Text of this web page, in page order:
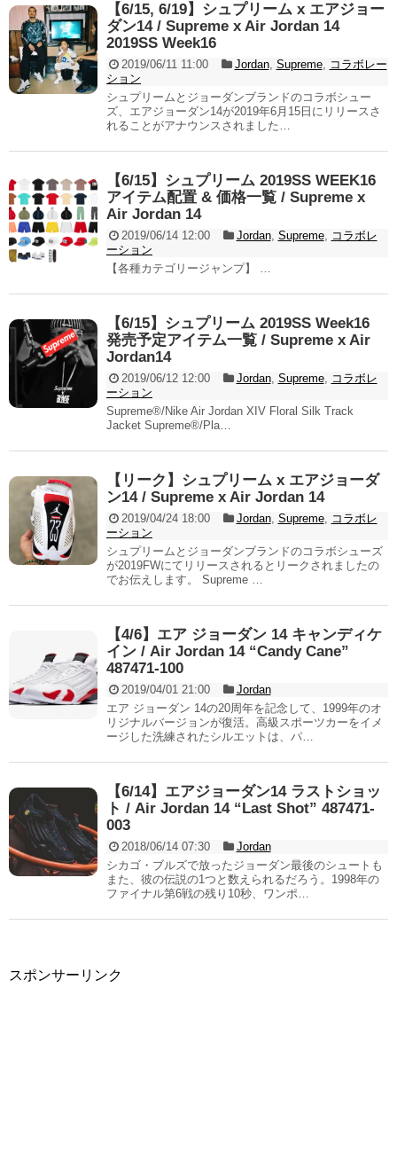
【6/15, 6/19】シュプリーム x エアジョー
ダン14 / Supreme x Air Jordan 14
2019SS Week16
2019/06/11 11:00 Jordan, Supreme, コラボレー
ション
シュプリームとジョーダンブランドのコラボシュー
ズ、エアジョーダン14が2019年6月15日にリリースさ
れることがアナウンスされました…
【6/15】シュプリーム 2019SS WEEK16
アイテム配置 & 価格一覧 / Supreme x
Air Jordan 14
2019/06/14 12:00 Jordan, Supreme, コラボレ
ーション
【各種カテゴリージャンプ】 …
【6/15】シュプリーム 2019SS Week16
発売予定アイテム一覧 / Supreme x Air
Jordan14
2019/06/12 12:00 Jordan, Supreme, コラボレ
ーション
Supreme®/Nike Air Jordan XIV Floral Silk Track
Jacket Supreme®/Pla…
【リーク】シュプリーム x エアジョーダ
ン14 / Supreme x Air Jordan 14
2019/04/24 18:00 Jordan, Supreme, コラボレ
ーション
シュプリームとジョーダンブランドのコラボシューズ
が2019FWにてリリースされるとリークされましたの
でお伝えします。 Supreme …
【4/6】エア ジョーダン 14 キャンディケ
イン / Air Jordan 14 “Candy Cane”
487471-100
2019/04/01 21:00
Jordan
エア ジョーダン 14の20周年を記念して、1999年のオ
リジナルバージョンが復活。高級スポーツカーをイメ
ージした洗練されたシルエットは、パ…
【6/14】エアジョーダン14 ラストショッ
ト / Air Jordan 14 “Last Shot” 487471-
003
2018/06/14 07:30
Jordan
シカゴ・ブルズで放ったジョーダン最後のシュートも
また、彼の伝説の1つと数えられるだろう。1998年の
ファイナル第6戦の残り10秒、ワンポ…
スポンサーリンク